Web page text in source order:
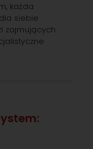
każda
siebie
zajmujących